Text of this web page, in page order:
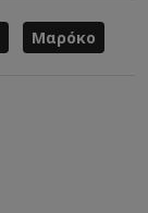
Μαρόκο